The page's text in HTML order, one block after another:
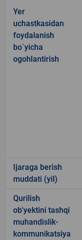
Yer
uchastkasidan
foydalanish
bo`yicha
ogohlantirish
Ijaraga berish
muddati (yil)
Qurilish
ob'yektini tashqi
muhandislik-
kommunikatsiya